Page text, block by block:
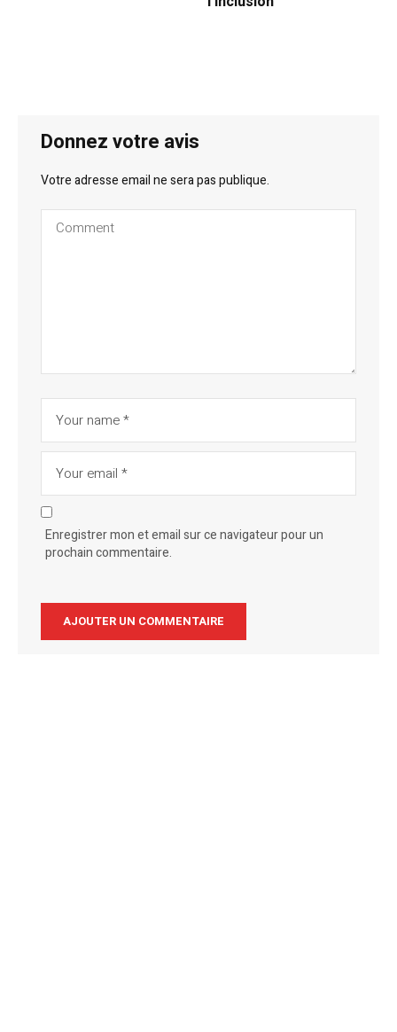
Donnez votre avis
Votre adresse email ne sera pas publique.
Enregistrer mon et email sur ce navigateur pour un
prochain commentaire.